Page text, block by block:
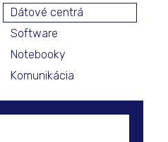
Dátové centrá
Software
Notebooky
Komunikácia